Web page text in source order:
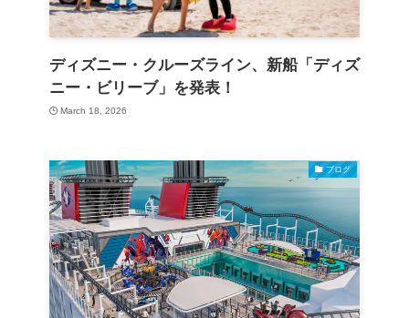
ディズニー・クルーズライン、新船「ディズ
ニー・ビリーブ」を発表！
March 18, 2026
ブログ